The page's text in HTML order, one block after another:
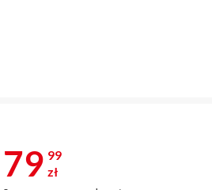
Cena 79,99
79 99
zł